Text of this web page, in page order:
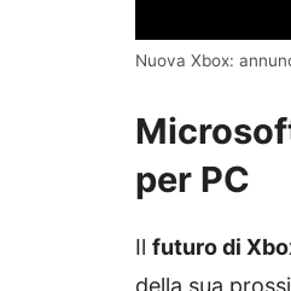
Nuova Xbox:
per PC
Il futuro di
della sua